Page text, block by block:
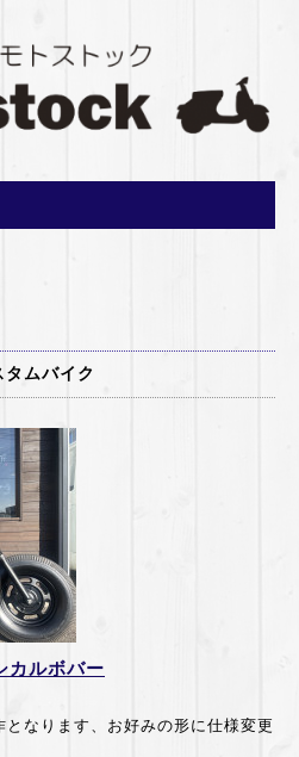
タムバイク
ルボバー
なります、お好みの形に仕様変更